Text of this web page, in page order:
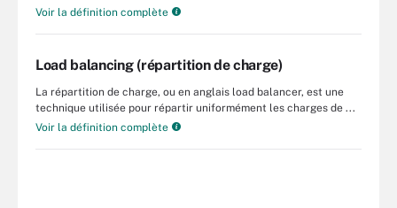
Voir la définition complète
Load balancing (répartition de charge)
La répartition de charge, ou en anglais load balancer, est une
technique utilisée pour répartir uniformément les charges de ...
Voir la définition complète